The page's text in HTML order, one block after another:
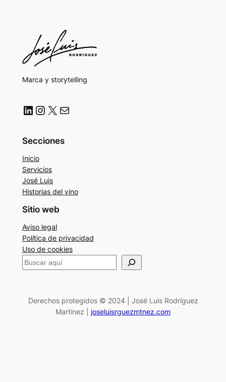
Marca y storytelling
LinkedIn Instagram X Correo electrónico
Secciones
Inicio
Servicios
José Luis
Historias del vino
Sitio web
Aviso legal
Política de privacidad
Uso de cookies
B
Derechos protegidos © 2024 | José Luis Rodríguez
Martínez | joseluisrguezmtnez.com